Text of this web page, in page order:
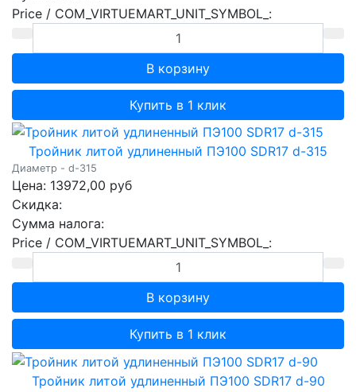
Price / COM_VIRTUEMART_UNIT_SYMBOL_:
Купить в 1 клик
Тройник литой удлиненный ПЭ100 SDR17 d-315
Диаметр - d-315
Цена: 13972,00 руб
Скидка:
Сумма налога:
Price / COM_VIRTUEMART_UNIT_SYMBOL_:
Купить в 1 клик
Тройник литой удлиненный ПЭ100 SDR17 d-90